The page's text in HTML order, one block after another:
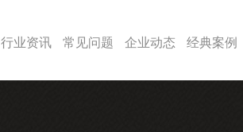
行业资讯 常见问题 企业动态 经典案例